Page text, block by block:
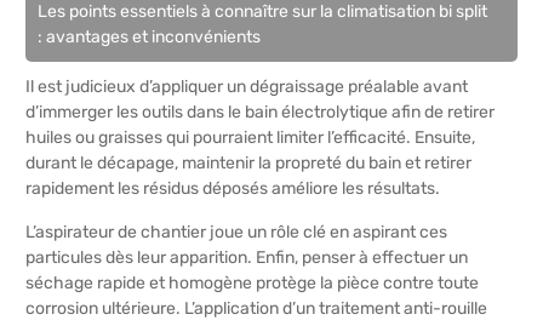
Les points essentiels à connaître sur la climatisation bi split
: avantages et inconvénients
Il est judicieux d’appliquer un dégraissage préalable avant
d’immerger les outils dans le bain électrolytique afin de retirer
huiles ou graisses qui pourraient limiter l’efficacité. Ensuite,
durant le décapage, maintenir la propreté du bain et retirer
rapidement les résidus déposés améliore les résultats.
L’aspirateur de chantier joue un rôle clé en aspirant ces
particules dès leur apparition. Enfin, penser à effectuer un
séchage rapide et homogène protège la pièce contre toute
corrosion ultérieure. L’application d’un traitement anti-rouille